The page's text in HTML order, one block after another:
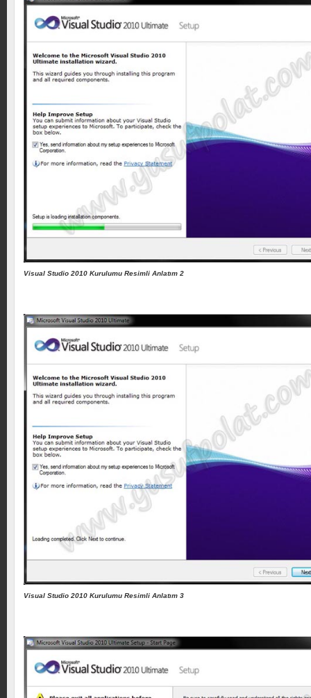
Visual Studio 2010 Kurulumu Resimli Anlatım 2
Visual Studio 2010 Kurulumu Resimli Anlatım 3